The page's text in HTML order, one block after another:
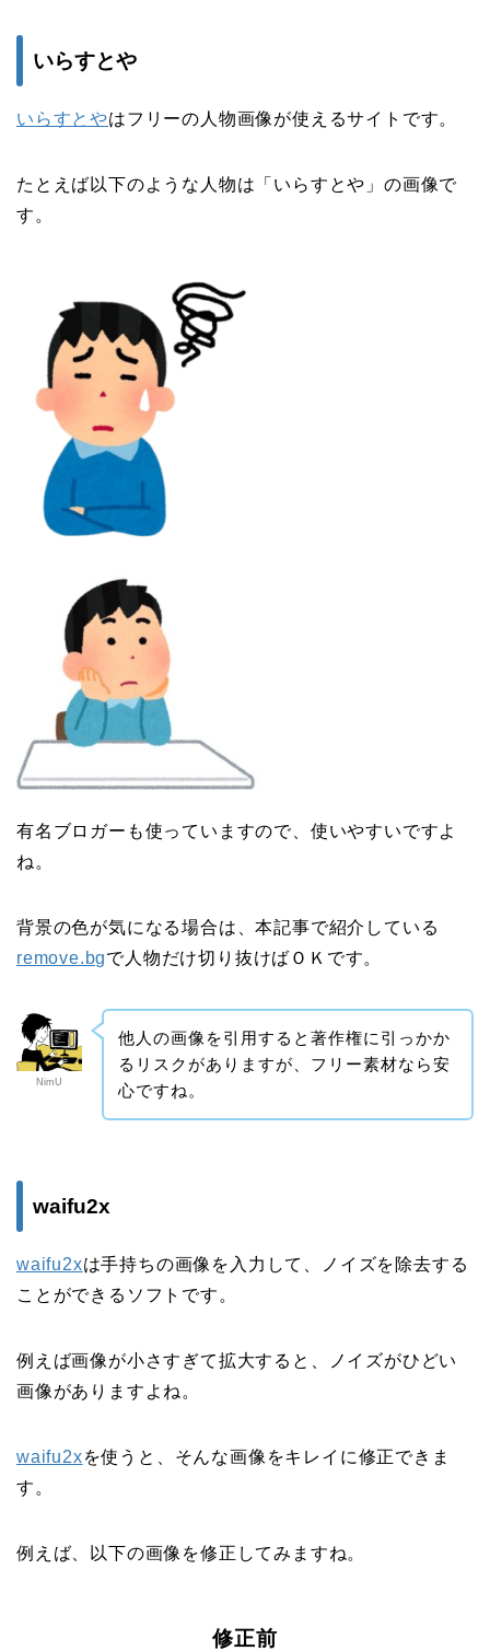
いらすとや
いらすとやはフリーの人物画像が使えるサイトです。
たとえば以下のような人物は「いらすとや」の画像で
す。
有名ブロガーも使っていますので、使いやすいですよ
ね。
背景の色が気になる場合は、本記事で紹介している
remove.bgで人物だけ切り抜けばＯＫです。
NimU
他人の画像を引用すると著作権に引っかか
るリスクがありますが、フリー素材なら安
心ですね。
waifu2x
waifu2xは手持ちの画像を入力して、ノイズを除去する
ことができるソフトです。
例えば画像が小さすぎて拡大すると、ノイズがひどい
画像がありますよね。
waifu2xを使うと、そんな画像をキレイに修正できま
す。
例えば、以下の画像を修正してみますね。
修正前